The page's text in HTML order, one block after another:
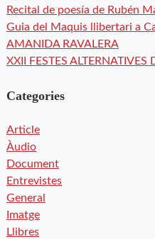
Recital de poesía de Rubén
Guia del Maquis llibertari a
AMANIDA RAVALERA
XXII FESTES ALTERNATIVES
Categories
Article
Àudio
Document
Entrevistes
General
Imatge
Llibres